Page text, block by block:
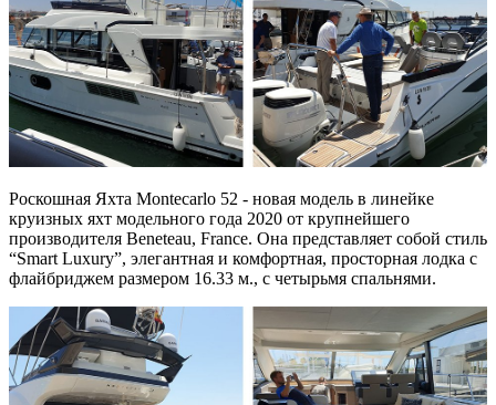
Роскошная Яхта Montecarlo 52 - новая модель в линейке
круизных яхт модельного года 2020 от крупнейшего
производителя Beneteau, France. Она представляет собой стиль
“Smart Luxury”, элегантная и комфортная, просторная лодка с
флайбриджем размером 16.33 м., с четырьмя спальнями.